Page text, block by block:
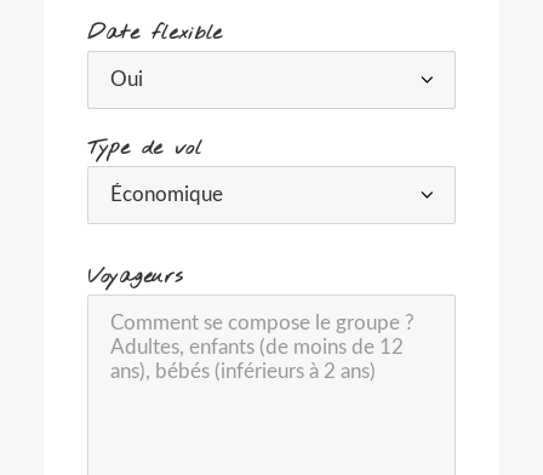
Date flexible
Type de vol
Voyageurs